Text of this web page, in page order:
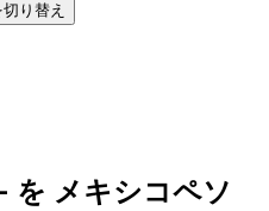
り替え
を メキシコペソ